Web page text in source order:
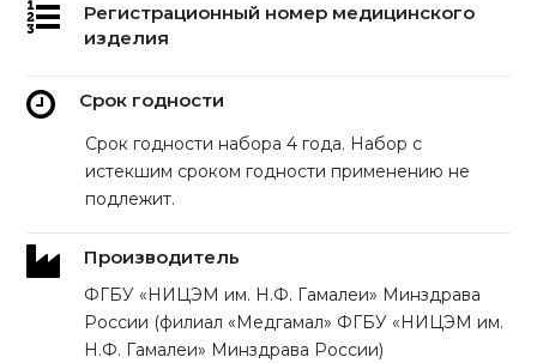
Регистрационный номер медицинского
изделия
Срок годности
Срок годности набора 4 года. Набор с
истекшим сроком годности применению не
подлежит.
Производитель
ФГБУ «НИЦЭМ им. Н.Ф. Гамалеи» Минздрава
России (филиал «Медгамал» ФГБУ «НИЦЭМ им.
Н.Ф. Гамалеи» Минздрава России)